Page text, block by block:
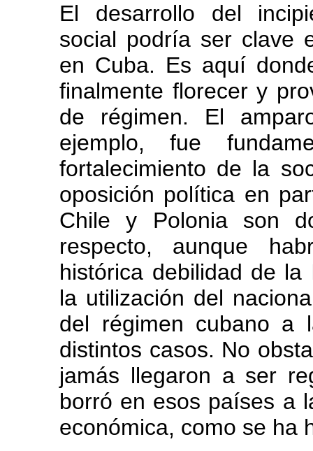
El desarrollo del
social podría ser clave
en Cuba. Es aquí
finalmente florecer y
de régimen. El
ejemplo, fue
fortalecimiento de la
oposición política en
Chile y Polonia son
respecto, aunque
histórica debilidad de
la utilización del
del régimen cubano a
distintos casos. No
jamás llegaron a ser
borró en esos países a
económica, como se ha